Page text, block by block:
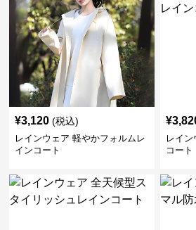
¥3,120 (税込)
レインウェア 軽やかフォルムレ
インコート
¥
レイ
コート